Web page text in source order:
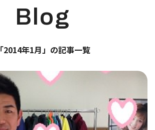
Blog
「2014年1月」の記事一覧